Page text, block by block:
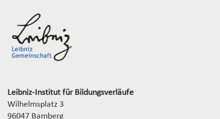
Leibniz-Institut für Bildungsverläufe
Wilhelmsplatz 3
96047 Bamberg